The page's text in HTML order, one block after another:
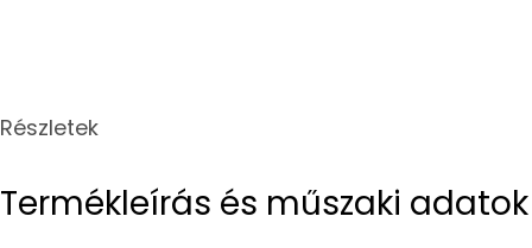
Részletek
Termékleírás és műszaki adatok